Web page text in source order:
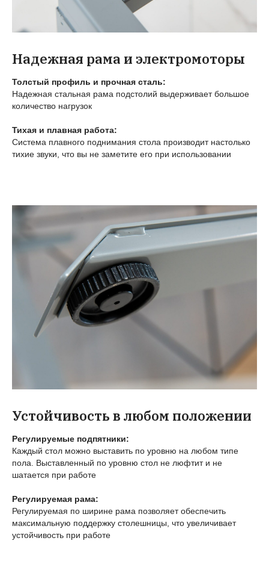
Надежная рама и электромоторы
Толстый профиль и прочная сталь:
Надежная стальная рама подстолий выдерживает большое
количество нагрузок
Тихая и плавная работа:
Система плавного поднимания стола производит настолько
тихие звуки, что вы не заметите его при использовании
Устойчивость в любом положении
Регулируемые подпятники:
Каждый стол можно выставить по уровню на любом типе
пола. Выставленный по уровню стол не люфтит и не
шатается при работе
Регулируемая рама:
Регулируемая по ширине рама позволяет обеспечить
максимальную поддержку столешницы, что увеличивает
устойчивость при работе